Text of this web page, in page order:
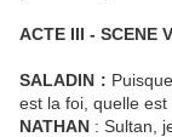
ACTE III - SCENE V
SALADIN :
est la foi, quelle
NATHAN : Sultan,